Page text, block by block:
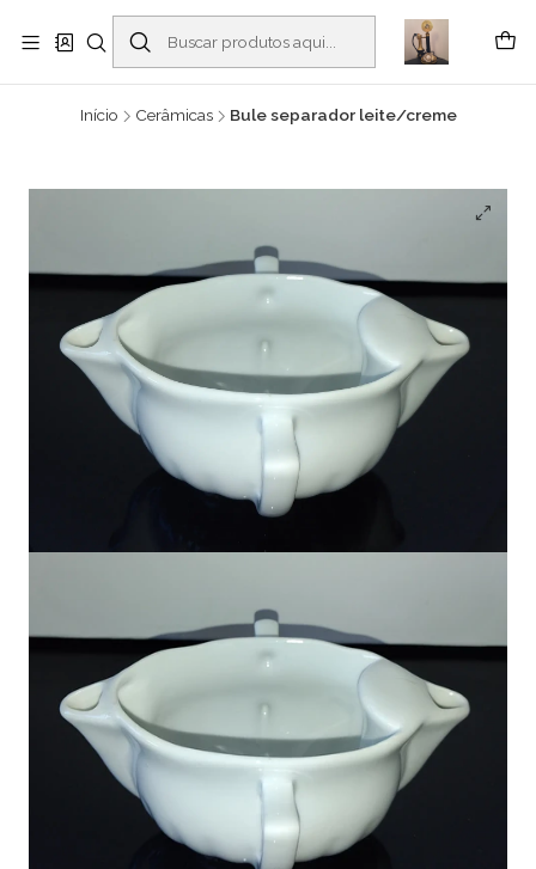
Buscantiguidades - Leilões. Colecionismo e antiguidades em Viana do
Castelo -
Leia mais
Início Cerâmicas Bule separador leite/creme